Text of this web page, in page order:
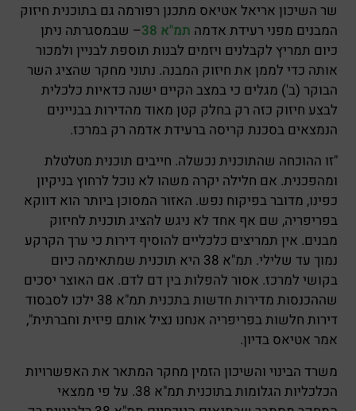
שר השיכון אריאל אטיאס מתכנן רפורמה גם בתוכנית חיזוק
המבנים מפני רעידת אדמה ­ תמ"א 38
– שבמסגרתה ניתן
כיום תמריץ לקבלנים ויזמים לבנות תוספת לבניין ולמכור
אותה כדי לממן את חיזוק המבנה. נתוני מחקר שהציג השר
הבוקר (ב') מגלים כי במצב הקיים ישנה כדאיות כלכלית
לבצע חיזוק כזה רק בחלק קטן מאוד מהדירות בבניינים
הנמצאים בסכנת קריסה ברעידת אדמה רק במרכז.
"זו ההוכחה שהתוכנית נכשלה. חייבים תוכנית מטלטלת
ומהפכנית. אם חלילה יקרה משהו לא נוכל לרחוץ בניקיון
כפינו, מדובר בפיקוח נפש. האזור המסוכן ביותר הוא דווקא
בפריפריה, שם אף אחד לא ניגש להציג תוכנית לחיזוק
מבנים. אין תמריצים כלכליים להוסיף דירות כי ערך הקרקע
נמוך עד שלילי. תמ"א 38 היא תוכנית שמתאימה כיום
בקושי למרכז. אסור להפלות בין דם לדם. אם האוצר יסכים
שההכנסות מדירות חדשות בתכנית תמ"א 38 ילכו לסבסוד
דירות חלשות בפריפריה אנחנו נציל אותם פיזית וחברתית",
אמר אטיאס בדיון.
משרד הבינוי והשיכון הזמין מחקר המתאר את האפשרויות
הכלכליות הגלומות בתוכנית תמ"א 38. על פי ממצאי